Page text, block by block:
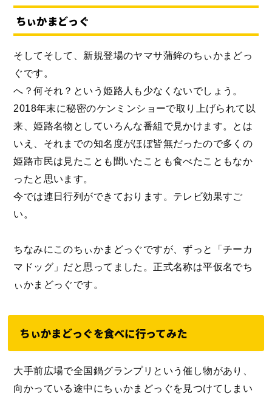
ちぃかまどっぐ
そしてそして、新規登場のヤマサ蒲鉾のちぃかまどっ
ぐです。
へ？何それ？という姫路人も少なくないでしょう。
2018年末に秘密のケンミンショーで取り上げられて以
来、姫路名物としていろんな番組で見かけます。とは
いえ、それまでの知名度がほぼ皆無だったので多くの
姫路市民は見たことも聞いたことも食べたこともなか
ったと思います。
今では連日行列ができております。テレビ効果すご
い。
ちなみにこのちぃかまどっぐですが、ずっと「チーカ
マドッグ」だと思ってました。正式名称は平仮名でち
ぃかまどっぐです。
ちぃかまどっぐを食べに行ってみた
大手前広場で全国鍋グランプリという催し物があり、
向かっている途中にちぃかまどっぐを見つけてしまい